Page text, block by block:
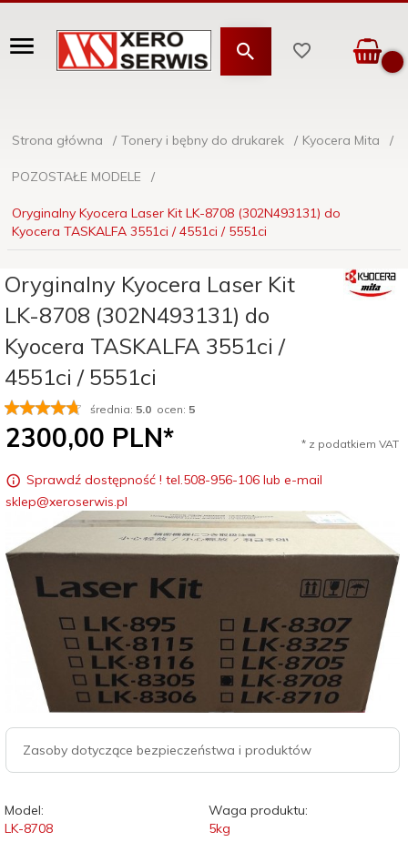
Strona główna Tonery i bębny do drukarek Kyocera Mita
POZOSTAŁE MODELE
Oryginalny Kyocera Laser Kit LK-8708 (302N493131) do
Kyocera TASKALFA 3551ci / 4551ci / 5551ci
Oryginalny Kyocera Laser Kit
LK-8708 (302N493131) do
Kyocera TASKALFA 3551ci /
4551ci / 5551ci
średnia: 5.0 ocen: 5
2300,00 PLN* * z podatkiem VAT
Sprawdź dostępność ! tel.508-956-106 lub e-mail
sklep@xeroserwis.pl
Zasoby dotyczące bezpieczeństwa i produktów
Model:
LK-8708
Waga produktu:
5kg